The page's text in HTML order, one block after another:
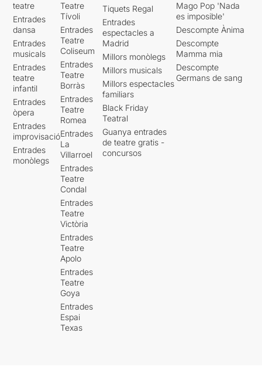
teatre
Entrades
dansa
Entrades
musicals
Entrades
teatre
infantil
Entrades
òpera
Entrades
improvisació
Entrades
monòlegs
Teatre
Tívoli
Entrades
Teatre
Coliseum
Entrades
Teatre
Borràs
Entrades
Teatre
Romea
Entrades
La
Villarroel
Entrades
Teatre
Condal
Entrades
Teatre
Victòria
Entrades
Teatre
Apolo
Entrades
Teatre
Goya
Entrades
Espai
Texas
Tiquets Regal
Entrades
espectacles a
Madrid
Millors monòlegs
Millors musicals
Millors espectacles
familiars
Black Friday
Teatral
Guanya entrades
de teatre gratis -
concursos
Mago Pop 'Nada
es imposible'
Descompte Ànima
Descompte
Mamma mia
Descompte
Germans de sang